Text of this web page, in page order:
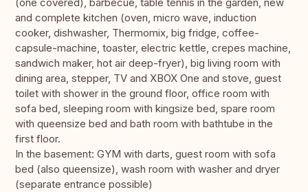
(one covered), barbecue, table tennis in the garden, new
and complete kitchen (oven, micro wave, induction
cooker, dishwasher, Thermomix, big fridge, coffee-
capsule-machine, toaster, electric kettle, crepes machine,
sandwich maker, hot air deep-fryer), big living room with
dining area, stepper, TV and XBOX One and stove, guest
toilet with shower in the ground floor, office room with
sofa bed, sleeping room with kingsize bed, spare room
with queensize bed and bath room with bathtube in the
first floor.
In the basement: GYM with darts, guest room with sofa
bed (also queensize), wash room with washer and dryer
(separate entrance possible)